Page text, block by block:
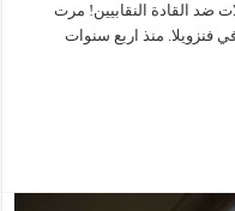
ضد القادة النقابيين! مرت
فنزويلا. منذ اربع سنوات